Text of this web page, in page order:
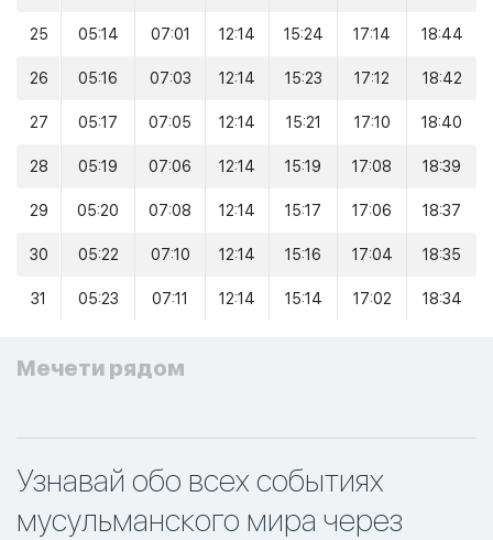
25 05:14 07:01 12:14 15:24 17:14 18:44
26 05:16 07:03 12:14 15:23 17:12 18:42
27 05:17 07:05 12:14 15:21 17:10 18:40
28 05:19 07:06 12:14 15:19 17:08 18:39
29 05:20 07:08 12:14 15:17 17:06 18:37
30 05:22 07:10 12:14 15:16 17:04 18:35
31 05:23 07:11 12:14 15:14 17:02 18:34
Мечети рядом
Узнавай обо всех событиях
мусульманского мира через